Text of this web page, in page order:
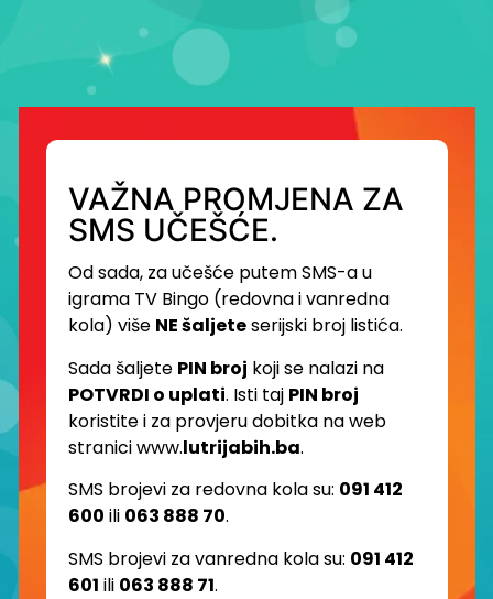
VAŽNA PROMJENA ZA
SMS UČEŠĆE.
Od sada, za učešće putem SMS-a u
igrama TV Bingo (redovna i vanredna
kola) više NE šaljeteserijski broj listića.
Sada šaljete PIN broj koji se nalazi na
POTVRDI o uplati. Isti taj PIN broj
koristite i za provjeru dobitka na web
stranici www.lutrijabih.ba.
SMS brojevi za redovna kola su: 091 412
600 ili 063 888 70.
SMS brojevi za vanredna kola su: 091 412
601 ili 063 888 71.